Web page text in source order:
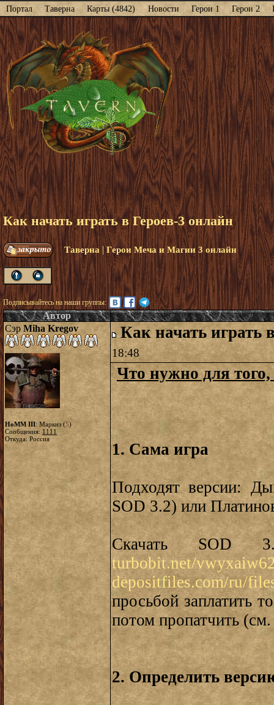
Портал Таверна Карты (4842) Новости Герои 1 Герои 2
Как начать играть в Героев-3 онлайн
Таверна |Герои Меча и Магии 3 онлайн
Подписывайтесь на наши группы:
Автор
Сэр Miha Kregov
HoMM III: Маркиз (5)
Сообщения: 1111
Откуда: Россия
Как начать играть
18:48
Что нужно для
1. Сама игра
Подходят версии:
SOD 3.2) или
Скачать
turbobit.net/
depositfiles.com/ru/
просьбой заплатить
потом пропатчить
2. Определить